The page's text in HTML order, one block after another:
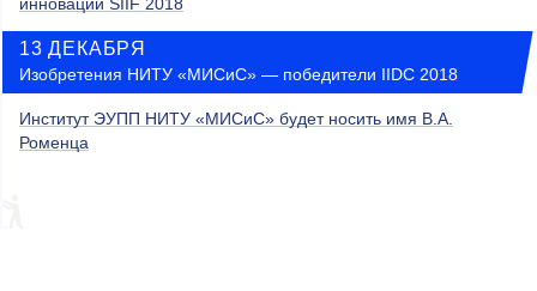
13 ДЕКАБРЯ
Изобретения НИТУ «МИСиС» — победители IIDC 2018
Институт ЭУПП НИТУ «МИСиС» будет носить имя В.А.
Роменца